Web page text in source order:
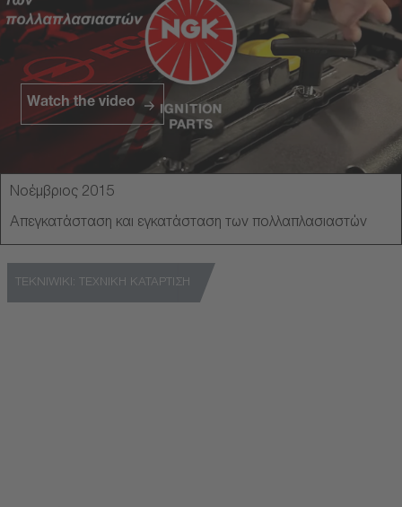
Watch the video
Νοέμβριος 2015
Απεγκατάσταση και εγκατάσταση των πολλαπλασιαστών
TEKNIWIKI: ΤΕΧΝΙΚΗ ΚΑΤΑΡΤΙΣΗ